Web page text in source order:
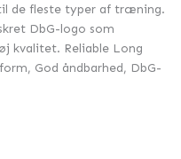
de fleste typer af træning.
DbG-logo som
kvalitet. Reliable Long
God åndbarhed, DbG-